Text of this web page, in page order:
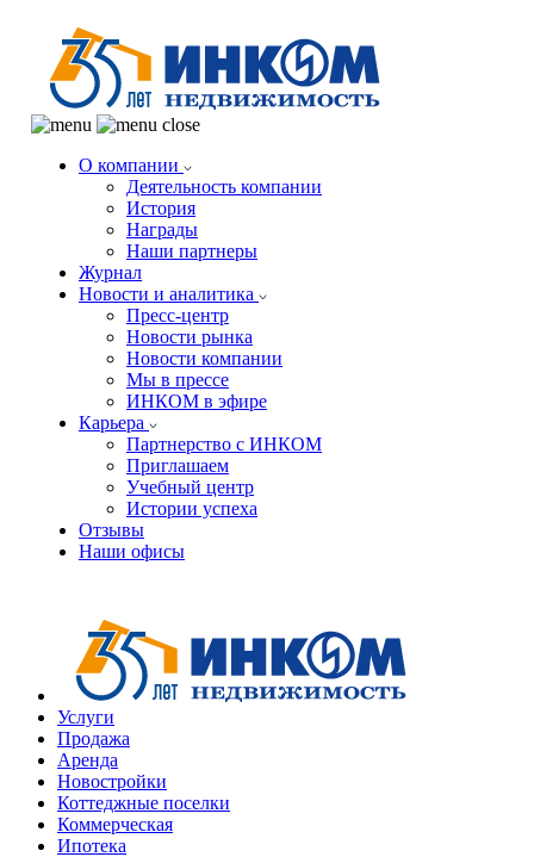
О компании
Деятельность компании
История
Награды
Наши партнеры
Журнал
Новости и аналитика
Пресс-центр
Новости рынка
Новости компании
Мы в прессе
ИНКОМ в эфире
Карьера
Партнерство с ИНКОМ
Приглашаем
Учебный центр
Истории успеха
Отзывы
Наши офисы
Услуги
Продажа
Аренда
Новостройки
Коттеджные поселки
Коммерческая
Ипотека